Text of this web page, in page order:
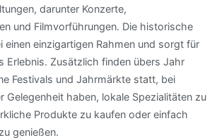
darunter Konzerte,
und Filmvorführungen. Die historische
einen einzigartigen Rahmen und sorgt für
Erlebnis. Zusätzlich finden übers Jahr
Festivals und Jahrmärkte statt, bei
Gelegenheit haben, lokale Spezialitäten zu
Produkte zu kaufen oder einfach
genießen.